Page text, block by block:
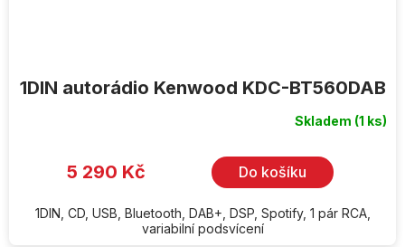
1DIN autorádio Kenwood KDC-BT560DAB
Skladem (1 ks)
5 290 Kč Do košíku
1DIN, CD, USB, Bluetooth, DAB+, DSP, Spotify, 1 pár RCA,
variabilní podsvícení